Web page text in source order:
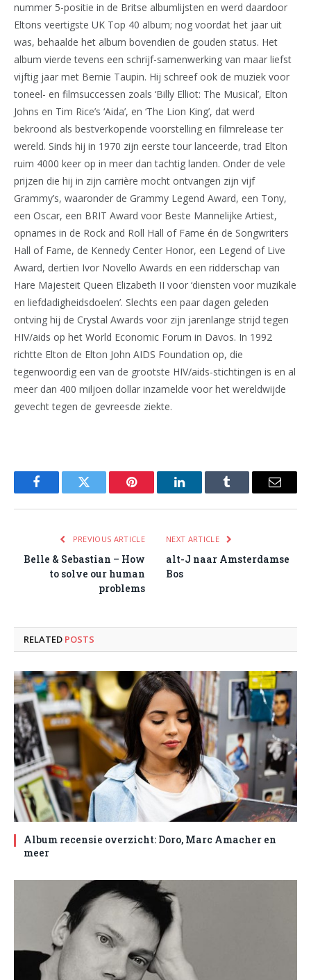
nummer 5-positie in de Britse albumlijsten en werd daardoor
Eltons veertigste UK Top 40 album; nog voordat het jaar uit
was, behaalde het album bovendien de gouden status. Het
album vierde tevens een schrijf-samenwerking van maar liefst
vijftig jaar met Bernie Taupin. Hij schreef ook de muziek voor
toneel- en filmsuccessen zoals ‘Billy Elliot: The Musical’, Elton
Johns en Tim Rice’s ‘Aida’, en ‘The Lion King’, dat werd
bekroond als bestverkopende voorstelling en filmrelease ter
wereld. Sinds hij in 1970 zijn eerste tour lanceerde, trad Elton
ruim 4000 keer op in meer dan tachtig landen. Onder de vele
prijzen die hij in zijn carrière mocht ontvangen zijn vijf
Grammy’s, waaronder de Grammy Legend Award, een Tony,
een Oscar, een BRIT Award voor Beste Mannelijke Artiest,
opnames in de Rock and Roll Hall of Fame én de Songwriters
Hall of Fame, de Kennedy Center Honor, een Legend of Live
Award, dertien Ivor Novello Awards en een ridderschap van
Hare Majesteit Queen Elizabeth II voor ‘diensten voor muzikale
en liefdadigheidsdoelen’. Slechts een paar dagen geleden
ontving hij de Crystal Awards voor zijn jarenlange strijd tegen
HIV/aids op het World Economic Forum in Davos. In 1992
richtte Elton de Elton John AIDS Foundation op, die
tegenwoordig een van de grootste HIV/aids-stichtingen is en al
meer dan 400 miljoen dollar inzamelde voor het wereldwijde
gevecht tegen de gevreesde ziekte.
FacebookTwitter Pinterest LinkedInTumblr Email
PREVIOUS ARTICLE
Belle & Sebastian – How
to solve our human
problems
NEXT ARTICLE
alt-J naar Amsterdamse
Bos
RELATED POSTS
Album recensie overzicht: Doro, Marc Amacher en
meer